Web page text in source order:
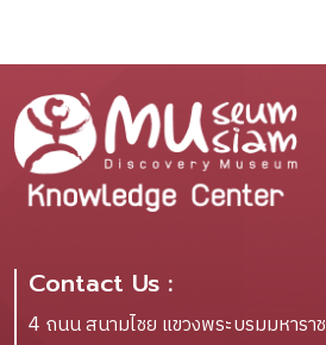
Contact Us :
4 ถนน สนามไชย แขวงพระบรมมหารา